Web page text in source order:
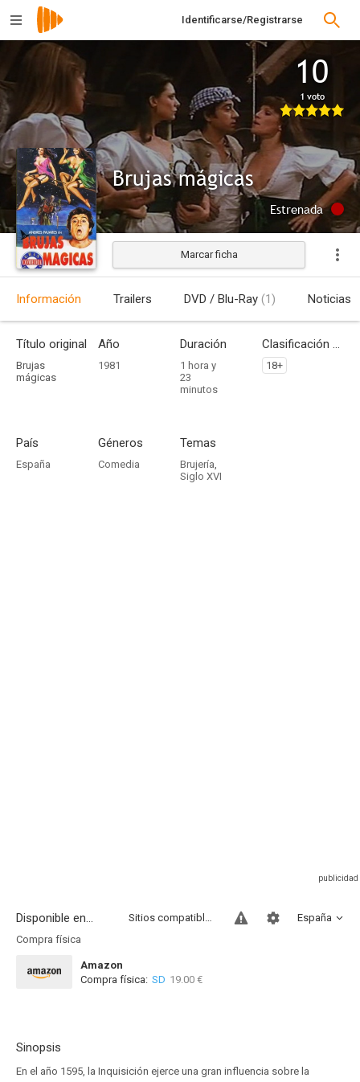
Identificarse/Registrarse
10
1 voto
Brujas mágicas
Estrenada
Marcar ficha
Información Trailers DVD / Blu-Ray (1) Noticias
Título original
Brujas
mágicas
Año
1981
Duración
1 hora y
23
minutos
Clasificación por edades
18+
País
España
Géneros
Comedia
Temas
Brujería,
Siglo XVI
Disponible en... España
Sitios compatibles
Compra física
Amazon
Compra física: SD 19.00 €
Sinopsis
En el año 1595, la Inquisición ejerce una gran influencia sobre la